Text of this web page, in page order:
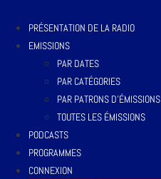
PRÉSENTATION DE LA RADIO
EMISSIONS
PAR DATES
PAR CATÉGORIES
PAR PATRONS D’ÉMISSIONS
TOUTES LES ÉMISSIONS
PODCASTS
PROGRAMMES
CONNEXION